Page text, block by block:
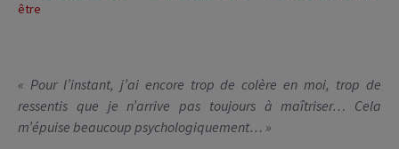
être
« Pour l’instant, j’ai encore trop de colère en moi, trop de
ressentis que je n’arrive pas toujours à maîtriser… Cela
m’épuise beaucoup psychologiquement… »